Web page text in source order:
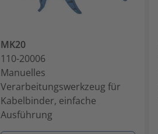
MK20
110-20006
Manuelles
Verarbeitungswerkzeug für
Kabelbinder, einfache
Ausführung